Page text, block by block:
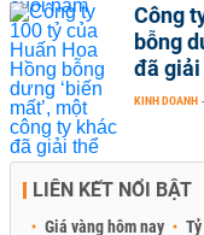
Công
bỗng
đã
KINH DOANH -
LIÊN KẾT NỔI BẬT
Giá vàng hôm nay